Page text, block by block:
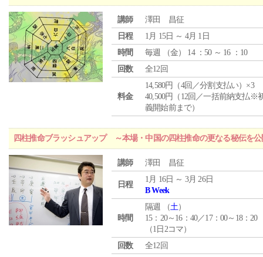
講師
澤田 昌征
日程
1月 15日 ～ 4月 1日
時間
毎週 （金） 14 ：50 ～ 16 ：10
回数
全12回
料金
14,580円（4回／分割支払い）×3
40,500円（12回／一括前納支払※
義開始前まで）
四柱推命ブラッシュアップ ～本場・中国の四柱推命の更なる秘伝を
講師 澤田 昌征
日程
1月 16日 ～ 3月 26日
B Week
時間
隔週 （土）
15：20～16：40／17：00～18：20
（1日2コマ）
回数
全12回